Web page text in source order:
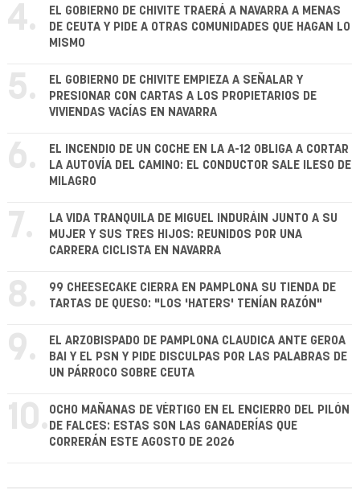
4.
EL GOBIERNO DE CHIVITE TRAERÁ A NAVARRA A MENAS
DE CEUTA Y PIDE A OTRAS COMUNIDADES QUE HAGAN LO
MISMO
5.
EL GOBIERNO DE CHIVITE EMPIEZA A SEÑALAR Y
PRESIONAR CON CARTAS A LOS PROPIETARIOS DE
VIVIENDAS VACÍAS EN NAVARRA
6.
EL INCENDIO DE UN COCHE EN LA A-12 OBLIGA A CORTAR
LA AUTOVÍA DEL CAMINO: EL CONDUCTOR SALE ILESO DE
MILAGRO
7.
LA VIDA TRANQUILA DE MIGUEL INDURÁIN JUNTO A SU
MUJER Y SUS TRES HIJOS: REUNIDOS POR UNA
CARRERA CICLISTA EN NAVARRA
8.
99 CHEESECAKE CIERRA EN PAMPLONA SU TIENDA DE
TARTAS DE QUESO: "LOS 'HATERS' TENÍAN RAZÓN"
9.
EL ARZOBISPADO DE PAMPLONA CLAUDICA ANTE GEROA
BAI Y EL PSN Y PIDE DISCULPAS POR LAS PALABRAS DE
UN PÁRROCO SOBRE CEUTA
10. OCHO MAÑANAS DE VÉRTIGO EN EL ENCIERRO DEL PILÓN
DE FALCES: ESTAS SON LAS GANADERÍAS QUE
CORRERÁN ESTE AGOSTO DE 2026